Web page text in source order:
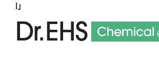
l」